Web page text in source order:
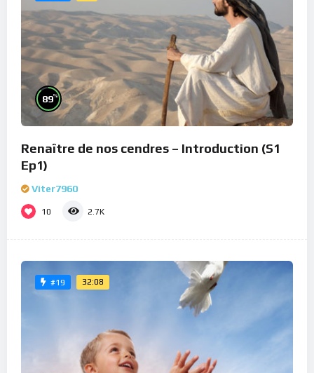
89%
Renaître de nos cendres – Introduction (S1
Ep1)
Viter7960
10 2.7K
#19 32:08